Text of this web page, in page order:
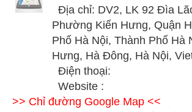
Địa chỉ: DV2, LK 92 Đìa
Phường Kiến Hưng, Quận
Phố Hà Nội, Thành Phố Hà
Hưng, Hà Đông, Hà Nội,
Điện thoại:
Website :
>> Chỉ đường Google Map <<